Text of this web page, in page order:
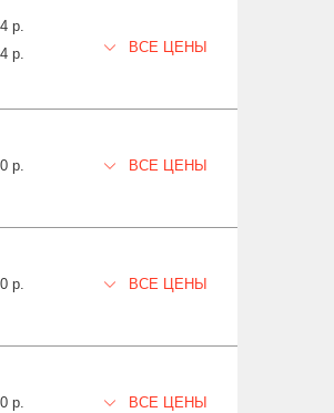
р.
р.
ВСЕ ЦЕНЫ
р. ВСЕ ЦЕНЫ
р. ВСЕ ЦЕНЫ
р. ВСЕ ЦЕНЫ